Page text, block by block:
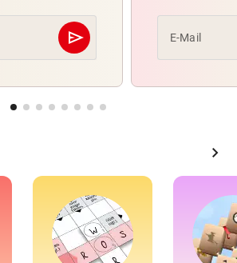
send
Abschicken E-Mail
chevron_right